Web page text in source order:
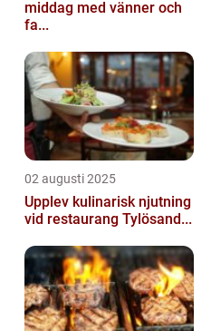
middag med vänner och
fa...
02 augusti 2025
Upplev kulinarisk njutning
vid restaurang Tylösand...